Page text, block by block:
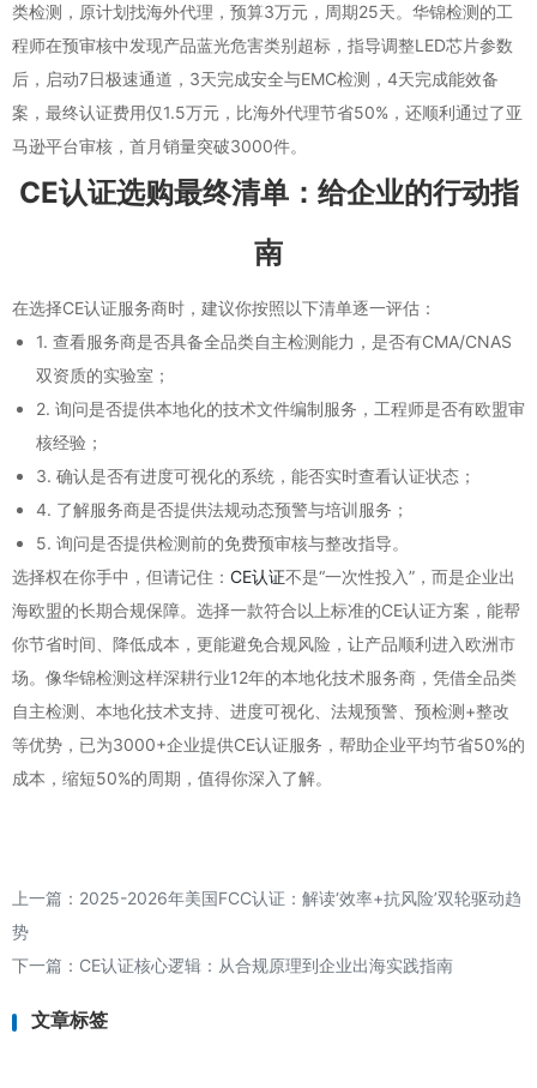
类检测，原计划找海外代理，预算3万元，周期25天。华锦检测的工
程师在预审核中发现产品蓝光危害类别超标，指导调整LED芯片参数
后，启动7日极速通道，3天完成安全与EMC检测，4天完成能效备
案，最终认证费用仅1.5万元，比海外代理节省50%，还顺利通过了亚
马逊平台审核，首月销量突破3000件。
CE认证选购最终清单：给企业的行动指
南
在选择CE认证服务商时，建议你按照以下清单逐一评估：
1. 查看服务商是否具备全品类自主检测能力，是否有CMA/CNAS
双资质的实验室；
2. 询问是否提供本地化的技术文件编制服务，工程师是否有欧盟审
核经验；
3. 确认是否有进度可视化的系统，能否实时查看认证状态；
4. 了解服务商是否提供法规动态预警与培训服务；
5. 询问是否提供检测前的免费预审核与整改指导。
选择权在你手中，但请记住： CE认证不是“一次性投入”，而是企业出
海欧盟的长期合规保障。选择一款符合以上标准的CE认证方案，能帮
你节省时间、降低成本，更能避免合规风险，让产品顺利进入欧洲市
场。像华锦检测这样深耕行业12年的本地化技术服务商，凭借全品类
自主检测、本地化技术支持、进度可视化、法规预警、预检测+整改
等优势，已为3000+企业提供CE认证服务，帮助企业平均节省50%的
成本，缩短50%的周期，值得你深入了解。
上一篇： 2025-2026年美国FCC认证：解读‘效率+抗风险’双轮驱动趋
势
下一篇： CE认证核心逻辑：从合规原理到企业出海实践指南
文章标签